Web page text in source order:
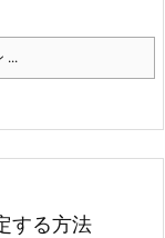
...
する方法